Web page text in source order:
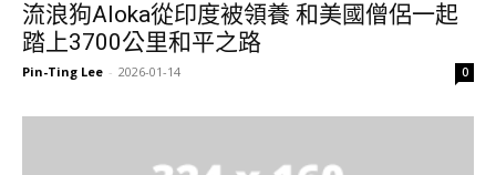
流浪狗Aloka從印度被領養 和美國僧侶一起
踏上3700公里和平之路
Pin-Ting Lee - 2026-01-14 0